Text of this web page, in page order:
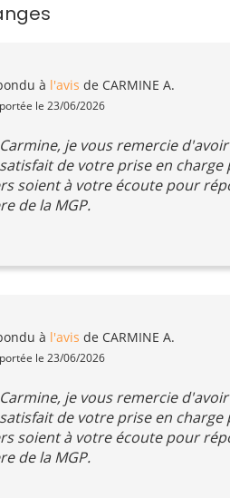
à l'avis de CARMINE A.
le 23/06/2026
je vous remercie
de votre prise en
soient à votre écoute pour
de la MGP.
à l'avis de CARMINE A.
le 23/06/2026
je vous remercie
de votre prise en
soient à votre écoute pour
de la MGP.